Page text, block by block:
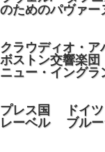
のためのパヴァー
クラウディオ・ア
ボストン交響楽団
ニュー・イングラ
プレス国 ドイツ
レーベル ブルー